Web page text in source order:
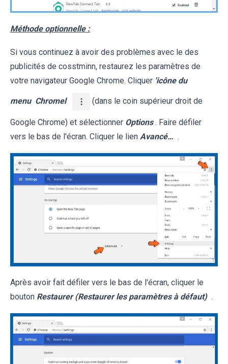
Méthode optionnelle :
Si vous continuez à avoir des problèmes avec le des
publicités de cosstminn, restaurez les paramètres de
votre navigateur Google Chrome. Cliquer 'icône du
menu Chromel (dans le coin supérieur droit de
Google Chrome) et sélectionner Options . Faire défiler
vers le bas de l'écran. Cliquer le lien Avancé… .
Après avoir fait défiler vers le bas de l'écran, cliquer le
bouton Restaurer (Restaurer les paramètres à défaut) .